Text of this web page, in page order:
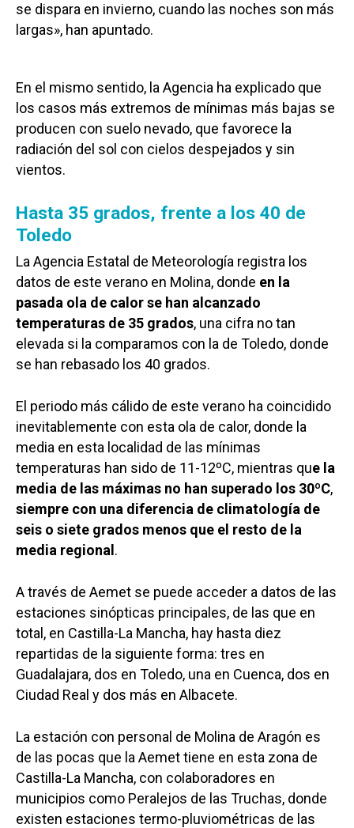
se dispara en invierno, cuando las noches son más
largas», han apuntado.
En el mismo sentido, la Agencia ha explicado que
los casos más extremos de mínimas más bajas se
producen con suelo nevado, que favorece la
radiación del sol con cielos despejados y sin
vientos.
Hasta 35 grados, frente a los 40 de
Toledo
La Agencia Estatal de Meteorología registra los
datos de este verano en Molina, donde en la
pasada ola de calor se han alcanzado
temperaturas de 35 grados, una cifra no tan
elevada si la comparamos con la de Toledo, donde
se han rebasado los 40 grados.
El periodo más cálido de este verano ha coincidido
inevitablemente con esta ola de calor, donde la
media en esta localidad de las mínimas
temperaturas han sido de 11-12ºC, mientras que la
media de las máximas no han superado los 30ºC,
siempre con una diferencia de climatología de
seis o siete grados menos que el resto de la
media regional.
A través de Aemet se puede acceder a datos de las
estaciones sinópticas principales, de las que en
total, en Castilla-La Mancha, hay hasta diez
repartidas de la siguiente forma: tres en
Guadalajara, dos en Toledo, una en Cuenca, dos en
Ciudad Real y dos más en Albacete.
La estación con personal de Molina de Aragón es
de las pocas que la Aemet tiene en esta zona de
Castilla-La Mancha, con colaboradores en
municipios como Peralejos de las Truchas, donde
existen estaciones termo-pluviométricas de las